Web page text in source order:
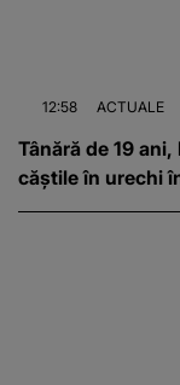
12:58 ACTUALE
Tânără de 19
căștile în urechi